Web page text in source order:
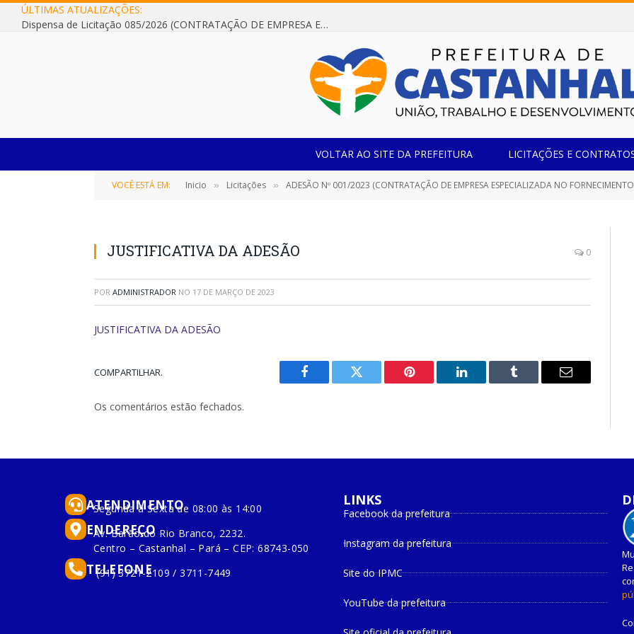
ÚLTIMAS ATUALIZAÇÕES:
Dispensa de Licitação 085/2026 (CONTRATAÇÃO DE EMPRESA ESPECIALIZADA NA FABRICAÇÃO DE MÓVEIS SOB MEDIDA COM ESTRUTURA METÁLICA EM METALON PARA ATENDIMENTO DAS NECESSIDADES DA SALA SIMOV DA EMEF MADRE MARIA VIGANÓ)
VOLTAR AO SITE DA PREFEITURA LICITAÇÕES E
VOCÊ ESTÁ EM: Inicio » Licitações » ADESÃO Nº 001/2023 (CONTRATAÇÃO DE EMPRESA ESPECIALIZADA NO FORNECIMENTO DE 01 (UM) TOMÓGRAFO COMPUTADORIZADO HELICOIDAL DE 16 (DEZESSEIS) CANAIS,
JUSTIFICATIVA DA ADESÃO 0
POR ADMINISTRADOR NO 17 DE MARÇO DE 2023
JUSTIFICATIVA DA ADESÃO
COMPARTILHAR.
Facebook Twitter Pinterest
O
Tumblr
E-
Os comentários estão fechados.
ATENDIMENTO
Segunda à Sexta de 08:00 às 14:00
ENDEREÇO
Av. Barão do Rio Branco, 2232.
Centro – Castanhal – Pará – CEP: 68743-050
TELEFONE
(91) 3721-2109 / 3711-7449
LINKS
Facebook da prefeitura
Instagram da prefeitura
Site do IPMC
YouTube da prefeitura